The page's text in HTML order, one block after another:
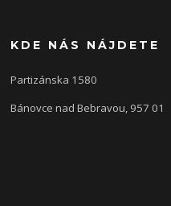
KDE NÁS NÁJDETE
Partizánska 1580
Bánovce nad Bebravou, 957 01